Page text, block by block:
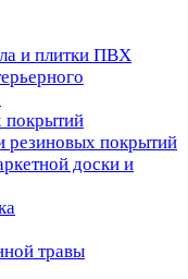
и плитки ПВХ
покрытий
резиновых покрытий
доски и
травы